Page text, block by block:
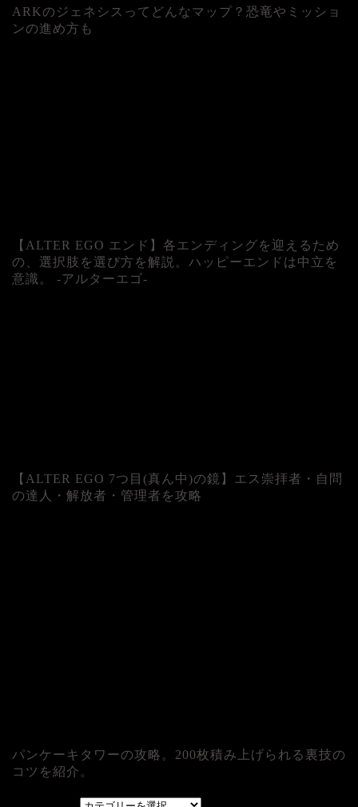
ARKのジェネシスってどんなマップ？恐竜やミッショ
ンの進め方も
【ALTER EGO エンド】各エンディングを迎えるため
の、選択肢を選び方を解説。ハッピーエンドは中立を
意識。 -アルターエゴ-
【ALTER EGO 7つ目(真ん中)の鏡】エス崇拝者・自問
の達人・解放者・管理者を攻略
パンケーキタワーの攻略。200枚積み上げられる裏技の
コツを紹介。